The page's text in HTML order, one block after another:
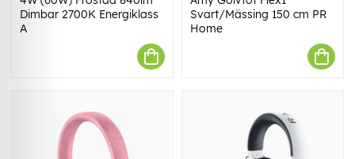
Dimbar 2700K Energiklass
A
Svart/Mässing 150 cm PR
Home